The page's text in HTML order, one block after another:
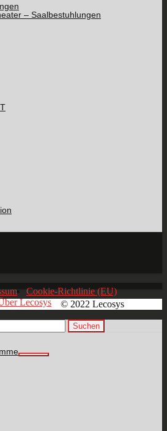
– Saalbestuhlungen
Cookie-Richtlinie (EU)
Lecosys © 2022 Lecosys